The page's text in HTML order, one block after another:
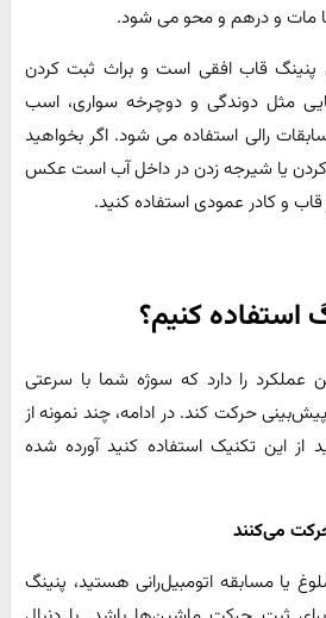
مات و درهم و محو می شود.
پنینگ قاب افقی است و براث ثبت کردن
مثل دوندگی و دوچرخه سواری، اسب
رالی استفاده می شود. اگر بخواهید
کردن یا شیرجه زدن در داخل آب است عکس
قاب و کادر عمودی استفاده کنید.
استفاده کنیم؟
عملکرد را دارد که سوژه شما با سرعتی
حرکت کند. در ادامه، چند نمونه از
از این تکنیک استفاده کنید آورده شده
می‌کنند
یا مسابقه اتومبیل‌رانی هستید، پنینگ